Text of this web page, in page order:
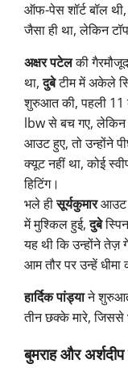
ऑफ-पेस शॉर्ट बॉल
जैसा ही था, लेकिन
अक्षर पटेलकी
था,दुबेटीम में अकेले
शुरुआत की, पहली 11
lbw से बच गए, लेकिन
आउट हुए, तो उन्होंने
क्यूट नहीं था, कोई
हिटिंग।
भले हीसूर्यकुमारआउट
में मुश्किल हुई,दुबे
यह थी कि उन्होंने तेज़
आम तौर पर उन्हें
हार्दिक पांड्याने
तीन छक्के मारे, जिससे
बुमराह और